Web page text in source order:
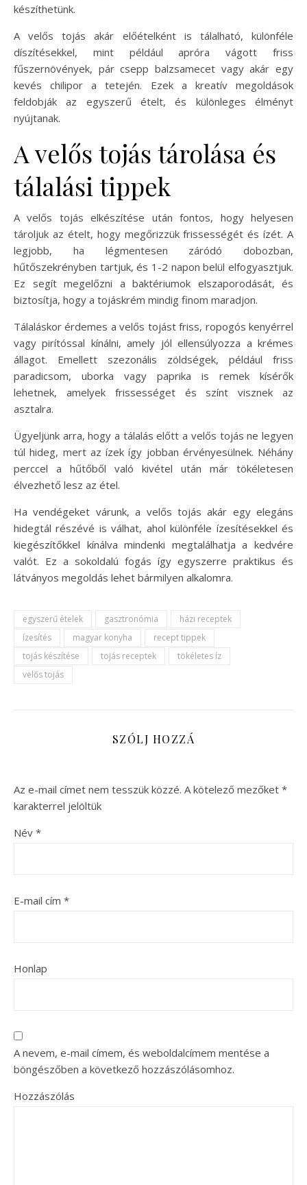
készíthetünk.
A velős tojás akár előételként is tálalható, különféle
díszítésekkel, mint például apróra vágott friss
fűszernövények, pár csepp balzsamecet vagy akár egy
kevés chilipor a tetején. Ezek a kreatív megoldások
feldobják az egyszerű ételt, és különleges élményt
nyújtanak.
A velős tojás tárolása és
tálalási tippek
A velős tojás elkészítése után fontos, hogy helyesen
tároljuk az ételt, hogy megőrizzük frissességét és ízét. A
legjobb, ha légmentesen záródó dobozban,
hűtőszekrényben tartjuk, és 1-2 napon belül elfogyasztjuk.
Ez segít megelőzni a baktériumok elszaporodását, és
biztosítja, hogy a tojáskrém mindig finom maradjon.
Tálaláskor érdemes a velős tojást friss, ropogós kenyérrel
vagy pirítóssal kínálni, amely jól ellensúlyozza a krémes
állagot. Emellett szezonális zöldségek, például friss
paradicsom, uborka vagy paprika is remek kísérők
lehetnek, amelyek frissességet és színt visznek az
asztalra.
Ügyeljünk arra, hogy a tálalás előtt a velős tojás ne legyen
túl hideg, mert az ízek így jobban érvényesülnek. Néhány
perccel a hűtőből való kivétel után már tökéletesen
élvezhető lesz az étel.
Ha vendégeket várunk, a velős tojás akár egy elegáns
hidegtál részévé is válhat, ahol különféle ízesítésekkel és
kiegészítőkkel kínálva mindenki megtalálhatja a kedvére
valót. Ez a sokoldalú fogás így egyszerre praktikus és
látványos megoldás lehet bármilyen alkalomra.
egyszerű ételek gasztronómia
házi receptek
ízesítés
magyar konyha
recept tippek
tojás készítése
tojás receptek
tökéletes íz
velős tojás
SZÓLJ HOZZÁ
Az e-mail címet nem tesszük közzé. A kötelező mezőket *
karakterrel jelöltük
Név *
E-mail cím *
Honlap
A nevem, e-mail címem, és weboldalcímem mentése a
böngészőben a következő hozzászólásomhoz.
Hozzászólás